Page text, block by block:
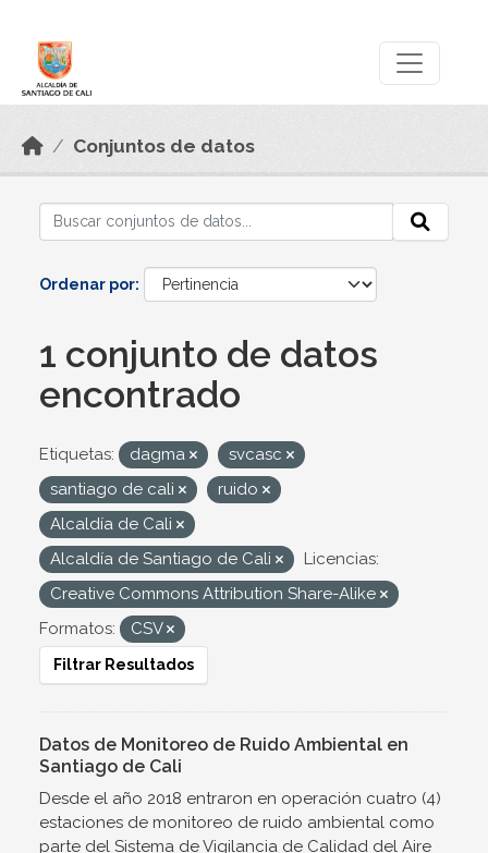
Conjuntos de datos
Ordenar por
1 conjunto de datos
encontrado
Etiquetas: dagma
svcasc
santiago de cali
ruido
Alcaldía de Cali
Alcaldía de Santiago de Cali
Licencias:
Creative Commons Attribution Share-Alike
Formatos:
CSV
Filtrar Resultados
Datos de Monitoreo de Ruido Ambiental en
Santiago de Cali
Desde el año 2018 entraron en operación cuatro (4)
estaciones de monitoreo de ruido ambiental como
parte del Sistema de Vigilancia de Calidad del Aire